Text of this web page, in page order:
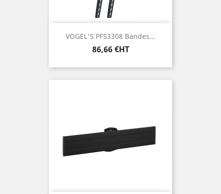
VOGEL'S PFS3308 Bandes...
Prix
86,66 €HT